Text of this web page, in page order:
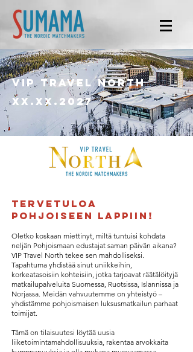
VIP TRAVEL NORTH
XX.xx.2027
Tervetuloa
Pohjoiseen Lappiin!
Oletko koskaan miettinyt, miltä tuntuisi kohdata
neljän Pohjoismaan edustajat saman päivän aikana?
VIP Travel North tekee sen mahdolliseksi.
Tapahtuma yhdistää sinut uniikkeihin,
korkeatasoisiin kohteisiin, jotka tarjoavat räätälöityjä
matkailupalveluita Suomessa, Ruotsissa, Islannissa ja
Norjassa. Meidän vahvuutemme on yhteistyö –
yhdistämme pohjoismaisen luksusmatkailun parhaat
toimijat.
Tämä on tilaisuutesi löytää uusia
liiketoimintamahdollisuuksia, rakentaa arvokkaita